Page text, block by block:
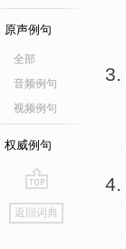
原声例句
全部
音频例句
视频例句
权威例句
go
top
返回词典